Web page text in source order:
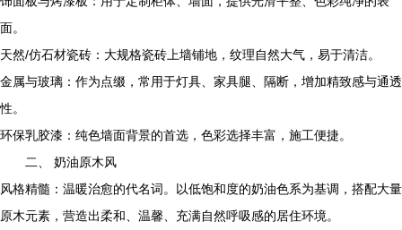
面。
天然/仿石材瓷砖：大规格瓷砖上墙铺地，纹理自然大气，易于清洁。
金属与玻璃：作为点缀，常用于灯具、家具腿、隔断，增加精致感与通透
性。
环保乳胶漆：纯色墙面背景的首选，色彩选择丰富，施工便捷。
二、 奶油原木风
风格精髓：温暖治愈的代名词。以低饱和度的奶油色系为基调，搭配大量
原木元素，营造出柔和、温馨、充满自然呼吸感的居住环境。